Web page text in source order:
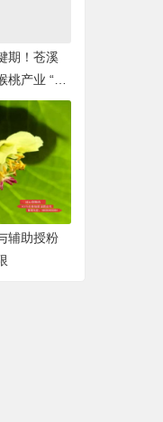
期！苍溪
桃产业 “丰
辅助授粉